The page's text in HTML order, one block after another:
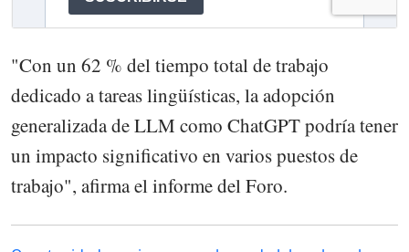
"Con un 62 % del tiempo total de trabajo
dedicado a tareas lingüísticas, la adopción
generalizada de LLM como ChatGPT podría tener
un impacto significativo en varios puestos de
trabajo", afirma el informe del Foro.